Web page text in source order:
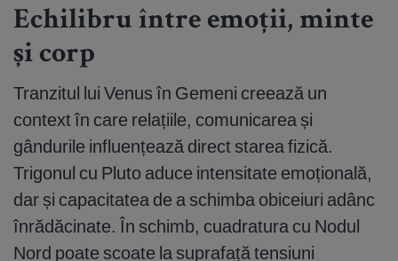
Echilibru între emoții, minte
și corp
Tranzitul lui Venus în Gemeni creează un
context în care relațiile, comunicarea și
gândurile influențează direct starea fizică.
Trigonul cu Pluto aduce intensitate emoțională,
dar și capacitatea de a schimba obiceiuri adânc
înrădăcinate. În schimb, cuadratura cu Nodul
Nord poate scoate la suprafață tensiuni